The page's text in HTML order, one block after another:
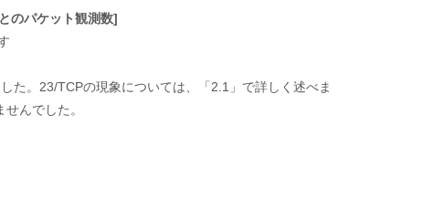
のパケット観測数]
た。23/TCPの現象については、「2.1」で詳しく述べま
んでした。